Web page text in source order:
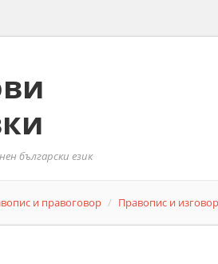
български език
и правоговор Правопис и